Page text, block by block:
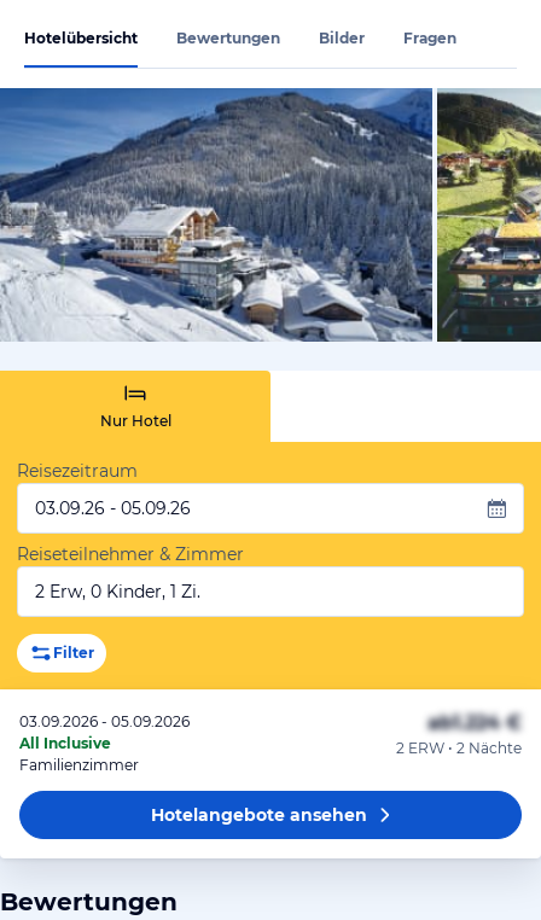
Hotelübersicht Bewertungen Bilder Fragen
vom
Nur Hotel
Reisezeitraum
03.09.26 - 05.09.26
Reiseteilnehmer & Zimmer
2 Erw, 0 Kinder, 1 Zi.
Filter
03.09.2026 - 05.09.2026
All Inclusive
Familienzimmer
ab1.224 €
2 ERW • 2 Nächte
Hotelangeboteansehen
Bewertungen